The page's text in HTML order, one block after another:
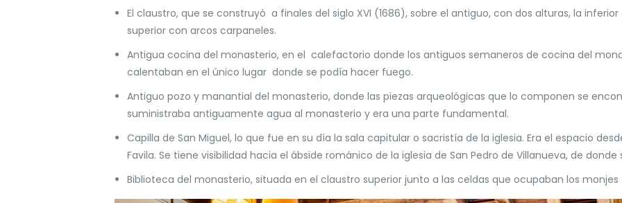
El claustro, que se construyó a finales del siglo XVI (1686), sobre el antiguo, con dos alturas, la
superior con arcos carpaneles.
Antigua cocina del monasterio, en el calefactorio donde los antiguos semaneros de cocina del
calentaban en el único lugar donde se podía hacer fuego.
Antiguo pozo y manantial del monasterio, donde las piezas arqueológicas que lo componen se
suministraba antiguamente agua al monasterio y era una parte fundamental.
Capilla de San Miguel, lo que fue en su día la sala capitular o sacristía de la iglesia. Era el espacio
Favila. Se tiene visibilidad hacia el ábside románico de la iglesia de San Pedro de Villanueva, de
Biblioteca del monasterio, situada en el claustro superior junto a las celdas que ocupaban los